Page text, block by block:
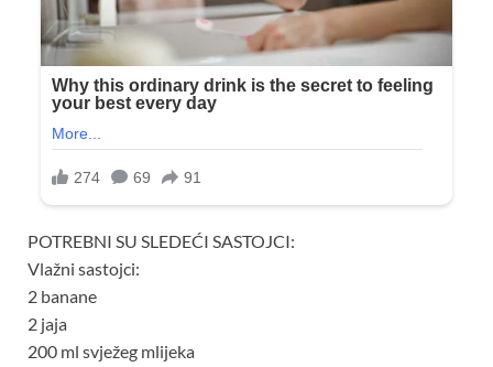
POTREBNI SU SLEDEĆI SASTOJCI:
Vlažni sastojci:
2 banane
2 jaja
200 ml svježeg mlijeka